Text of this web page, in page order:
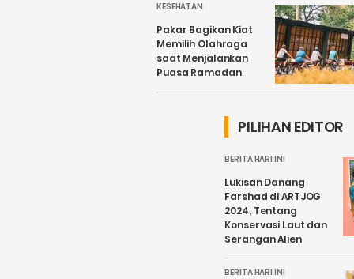
KESEHATAN
Pakar Bagikan Kiat
Memilih Olahraga
saat Menjalankan
Puasa Ramadan
PILIHAN EDITOR
BERITA HARI INI
Lukisan Danang
Farshad di ARTJOG
2024, Tentang
Konservasi Laut dan
Serangan Alien
BERITA HARI INI